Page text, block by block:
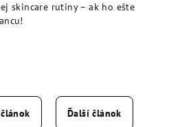
skincare rutiny – ak ho ešte
Ďalší článok